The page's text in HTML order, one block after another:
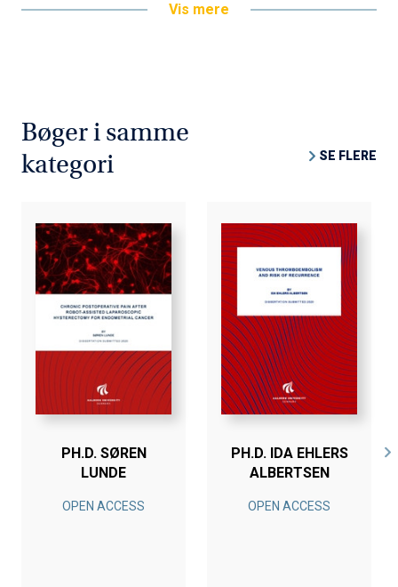
Vis mere
Bøger i samme
kategori
SE FLERE
PH.D. SØREN
LUNDE
OPEN ACCESS
PH.D. IDA EHLERS
ALBERTSEN
OPEN ACCESS